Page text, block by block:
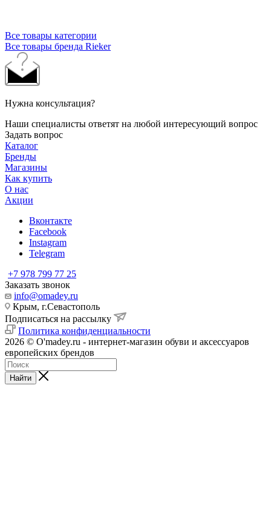
Все товары категории
Все товары бренда Rieker
Нужна консультация?
Наши специалисты ответят на любой интересующий вопрос
Задать вопрос
Каталог
Бренды
Магазины
Как купить
О нас
Акции
Вконтакте
Facebook
Instagram
Telegram
+7 978 799 77 25
Заказать звонок
info@omadey.ru
Крым, г.Севастополь
Подписаться на рассылку
Политика конфиденциальности
2026 © O'madey.ru - интернет-магазин обуви и аксессуаров
европейских брендов
Найти